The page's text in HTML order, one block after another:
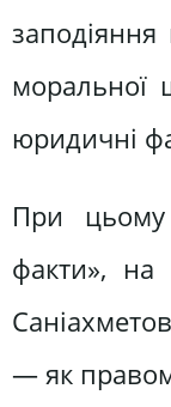
заподіяння
моральної
юридичні
При цьому
факти»,
— як